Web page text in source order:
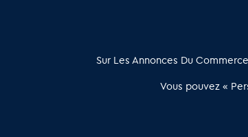
relation qualifiée conçu pour les acteurs de
Sur Les Annonces Du
Vous pouvez «